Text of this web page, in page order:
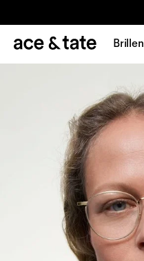
Brillen